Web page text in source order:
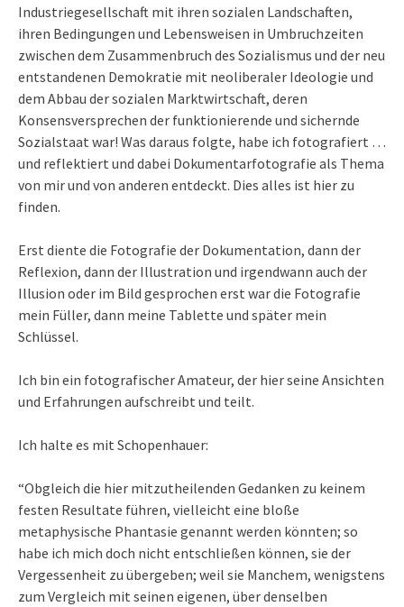
Industriegesellschaft mit ihren sozialen Landschaften,
ihren Bedingungen und Lebensweisen in Umbruchzeiten
zwischen dem Zusammenbruch des Sozialismus und der neu
entstandenen Demokratie mit neoliberaler Ideologie und
dem Abbau der sozialen Marktwirtschaft, deren
Konsensversprechen der funktionierende und sichernde
Sozialstaat war! Was daraus folgte, habe ich fotografiert …
und reflektiert und dabei Dokumentarfotografie als Thema
von mir und von anderen entdeckt. Dies alles ist hier zu
finden.
Erst diente die Fotografie der Dokumentation, dann der
Reflexion, dann der Illustration und irgendwann auch der
Illusion oder im Bild gesprochen erst war die Fotografie
mein Füller, dann meine Tablette und später mein
Schlüssel.
Ich bin ein fotografischer Amateur, der hier seine Ansichten
und Erfahrungen aufschreibt und teilt.
Ich halte es mit Schopenhauer:
“Obgleich die hier mitzutheilenden Gedanken zu keinem
festen Resultate führen, vielleicht eine bloße
metaphysische Phantasie genannt werden könnten; so
habe ich mich doch nicht entschließen können, sie der
Vergessenheit zu übergeben; weil sie Manchem, wenigstens
zum Vergleich mit seinen eigenen, über denselben